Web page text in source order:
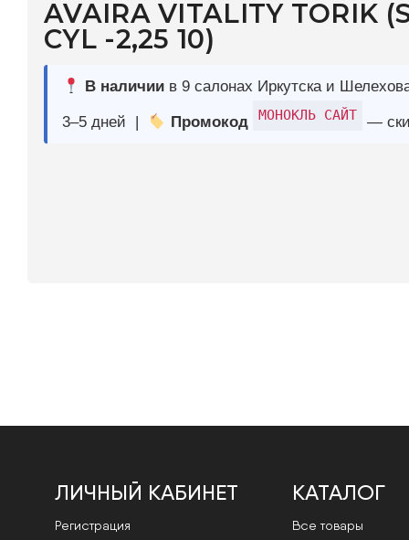
ЛИЧНЫЙ КАБИНЕТ
Регистрация
КАТАЛОГ
Все товары